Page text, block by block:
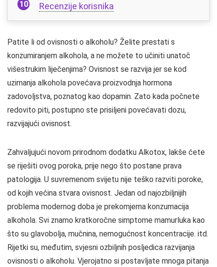
Recenzije korisnika
Patite li od ovisnosti o alkoholu? Želite prestati s
konzumiranjem alkohola, a ne možete to učiniti unatoč
višestrukim liječenjima? Ovisnost se razvija jer se kod
uzimanja alkohola povećava proizvodnja hormona
zadovoljstva, poznatog kao dopamin. Zato kada počnete
redovito piti, postupno ste prisiljeni povećavati dozu,
razvijajući ovisnost.
Zahvaljujući novom prirodnom dodatku Alkotox, lakše ćete
se riješiti ovog poroka, prije nego što postane prava
patologija. U suvremenom svijetu nije teško razviti poroke,
od kojih većina stvara ovisnost. Jedan od najozbiljnijih
problema modernog doba je prekomjerna konzumacija
alkohola. Svi znamo kratkoročne simptome mamurluka kao
što su glavobolja, mučnina, nemogućnost koncentracije. itd.
Rijetki su, međutim, svjesni ozbiljnih posljedica razvijanja
ovisnosti o alkoholu. Vjerojatno si postavljate mnoga pitanja